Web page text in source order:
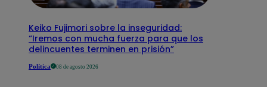
Keiko Fujimori sobre la inseguridad:
“Iremos con mucha fuerza para que los
delincuentes terminen en prisión”
Política 08 de agosto 2026